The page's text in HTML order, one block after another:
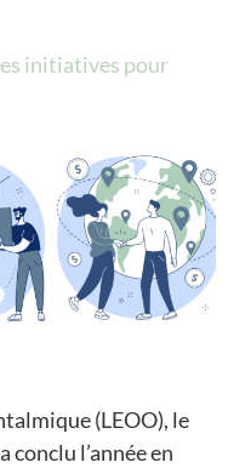
initiatives pour
(LEOO), le
l’année en